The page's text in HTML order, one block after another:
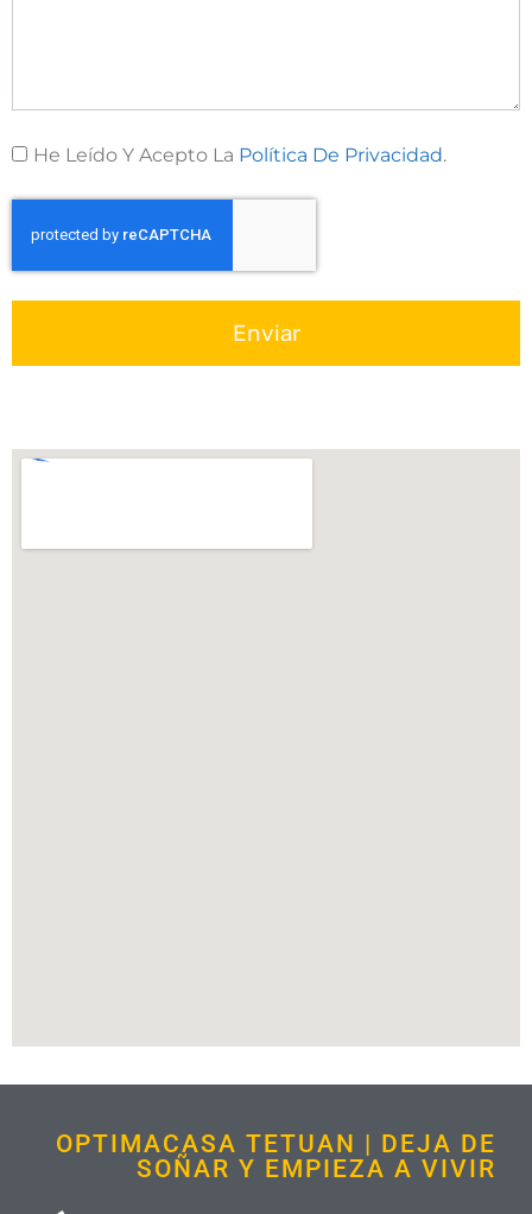
He Leído Y Acepto La Política De Privacidad.
Enviar
OPTIMACASA TETUAN | DEJA DE
SOÑAR Y EMPIEZA A VIVIR